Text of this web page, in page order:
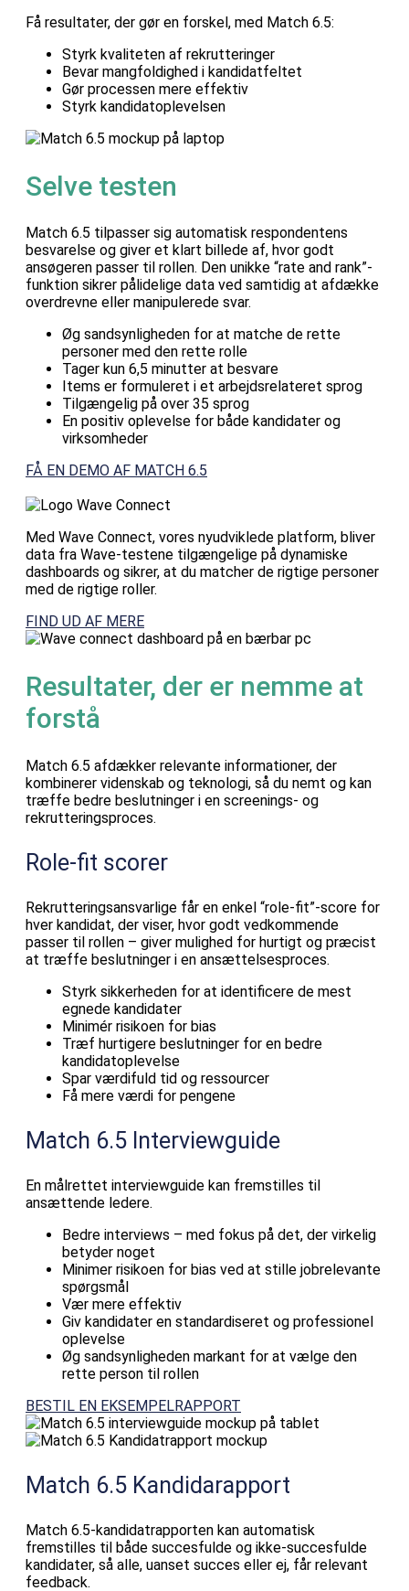
Få resultater, der gør en forskel, med Match 6.5:
Styrk kvaliteten af rekrutteringer
Bevar mangfoldighed i kandidatfeltet
Gør processen mere effektiv
Styrk kandidatoplevelsen
Selve testen
Match 6.5 tilpasser sig automatisk respondentens
besvarelse og giver et klart billede af, hvor godt
ansøgeren passer til rollen. Den unikke “rate and rank”-
funktion sikrer pålidelige data ved samtidig at afdække
overdrevne eller manipulerede svar.
Øg sandsynligheden for at matche de rette
personer med den rette rolle
Tager kun 6,5 minutter at besvare
Items er formuleret i et arbejdsrelateret sprog
Tilgængelig på over 35 sprog
En positiv oplevelse for både kandidater og
virksomheder
FÅ EN DEMO AF MATCH 6.5
Med Wave Connect, vores nyudviklede platform, bliver
data fra Wave-testene tilgængelige på dynamiske
dashboards og sikrer, at du matcher de rigtige personer
med de rigtige roller.
FIND UD AF MERE
Resultater, der er nemme at
forstå
Match 6.5 afdækker relevante informationer, der
kombinerer videnskab og teknologi, så du nemt og kan
træffe bedre beslutninger i en screenings- og
rekrutteringsproces.
Role-fit scorer
Rekrutteringsansvarlige får en enkel “role-fit”-score for
hver kandidat, der viser, hvor godt vedkommende
passer til rollen – giver mulighed for hurtigt og præcist
at træffe beslutninger i en ansættelsesproces.
Styrk sikkerheden for at identificere de mest
egnede kandidater
Minimér risikoen for bias
Træf hurtigere beslutninger for en bedre
kandidatoplevelse
Spar værdifuld tid og ressourcer
Få mere værdi for pengene
Match 6.5 Interviewguide
En målrettet interviewguide kan fremstilles til
ansættende ledere.
Bedre interviews – med fokus på det, der virkelig
betyder noget
Minimer risikoen for bias ved at stille jobrelevante
spørgsmål
Vær mere effektiv
Giv kandidater en standardiseret og professionel
oplevelse
Øg sandsynligheden markant for at vælge den
rette person til rollen
BESTIL EN EKSEMPELRAPPORT
Match 6.5 Kandidarapport
Match 6.5-kandidatrapporten kan automatisk
fremstilles til både succesfulde og ikke-succesfulde
kandidater, så alle, uanset succes eller ej, får relevant
feedback.